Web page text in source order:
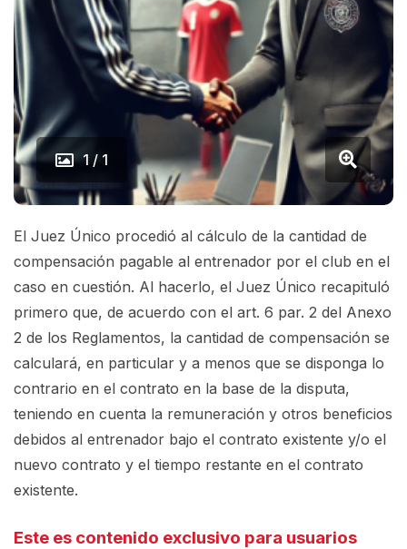
1 / 1
El Juez Único procedió al cálculo de la cantidad de
compensación pagable al entrenador por el club en el
caso en cuestión. Al hacerlo, el Juez Único recapituló
primero que, de acuerdo con el art. 6 par. 2 del Anexo
2 de los Reglamentos, la cantidad de compensación se
calculará, en particular y a menos que se disponga lo
contrario en el contrato en la base de la disputa,
teniendo en cuenta la remuneración y otros beneficios
debidos al entrenador bajo el contrato existente y/o el
nuevo contrato y el tiempo restante en el contrato
existente.
Este es contenido exclusivo para usuarios